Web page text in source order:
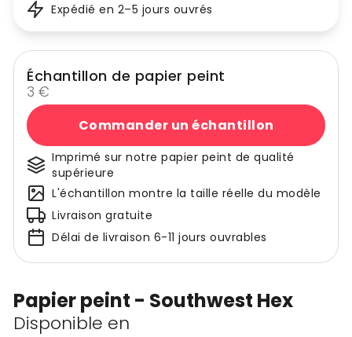
Papier peint - Southwest Hex
Disponible en
Expédié en 2–5 jours ouvrés
Échantillon de papier peint
3 €
Commander un échantillon
Imprimé sur notre papier peint de qualité
supérieure
L'échantillon montre la taille réelle du modèle
Livraison gratuite
Délai de livraison 6-11 jours ouvrables